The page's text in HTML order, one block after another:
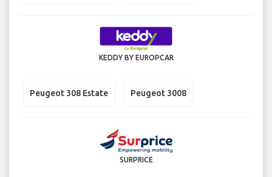
KEDDY BY EUROPCAR
Peugeot 308 Estate Peugeot 3008
SURPRICE